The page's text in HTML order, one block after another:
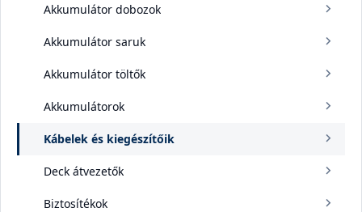
Akkumulátor dobozok
Akkumulátor saruk
Akkumulátor töltők
Akkumulátorok
Kábelek és kiegészítőik
Deck átvezetők
Biztosítékok